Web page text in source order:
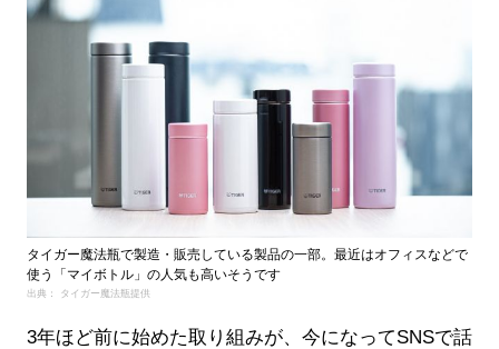
タイガー魔法瓶で製造・販売している製品の一部。最近はオフィスなどで
使う「マイボトル」の人気も高いそうです
出典： タイガー魔法瓶提供
3年ほど前に始めた取り組みが、今になってSNSで話